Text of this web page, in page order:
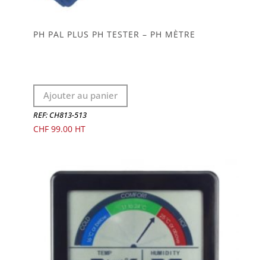
PH PAL PLUS PH TESTER – PH MÈTRE
Ajouter au panier
REF: CH813-513
CHF99.00